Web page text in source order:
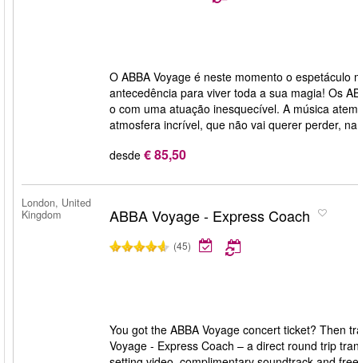
O ABBA Voyage é neste momento o
antecedência para viver toda a sua magia! Os
o com uma atuação inesquecível. A música
atmosfera incrível, que não vai querer perder,
desde € 85,50
London, United
Kingdom
ABBA Voyage - Express Coach
(45)
You got the ABBA Voyage concert ticket? Then
Voyage - Express Coach – a direct round trip